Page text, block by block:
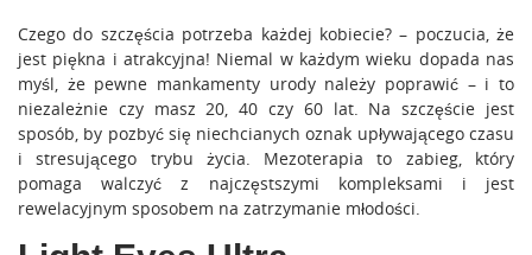
Czego do szczęścia potrzeba każdej kobiecie? – poczucia, że
jest piękna i atrakcyjna! Niemal w każdym wieku dopada nas
myśl, że pewne mankamenty urody należy poprawić – i to
niezależnie czy masz 20, 40 czy 60 lat. Na szczęście jest
sposób, by pozbyć się niechcianych oznak upływającego czasu
i stresującego trybu życia. Mezoterapia to zabieg, który
pomaga walczyć z najczęstszymi kompleksami i jest
rewelacyjnym sposobem na zatrzymanie młodości.